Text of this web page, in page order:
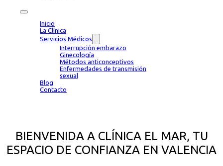
Inicio
La Clínica
Servicios Médicos
Interrupción embarazo
Ginecología
Métodos anticonceptivos
Enfermedades de transmisión
sexual
Blog
Contacto
BIENVENIDA A CLÍNICA EL MAR, TU
ESPACIO DE CONFIANZA EN VALENCIA